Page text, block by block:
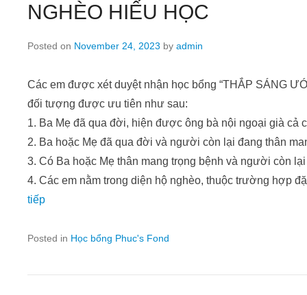
NGHÈO HIẾU HỌC
Posted on November 24, 2023 by admin
Các em được xét duyệt nhận học bổng “THẮP SÁNG
đối tượng được ưu tiên như sau:
1. Ba Mẹ đã qua đời, hiện được ông bà nội ngoại già cả
2. Ba hoặc Mẹ đã qua đời và người còn lại đang thân
3. Có Ba hoặc Mẹ thân mang trọng bệnh và người còn
4. Các em nằm trong diện hộ nghèo, thuộc trường hợp
tiếp
Posted in Học bổng Phuc's Fond